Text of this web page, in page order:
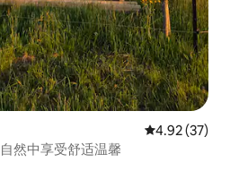
平均评分
4.92 (37)
然中享受舒适温馨